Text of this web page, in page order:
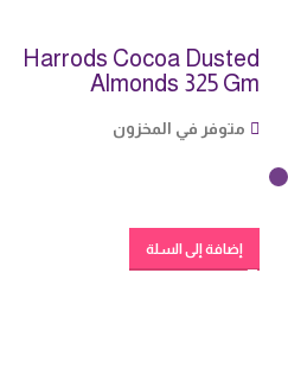
Harrods Cocoa Dusted
Almonds 325 Gm
متوفر في المخزون
إضافة إلى السلة